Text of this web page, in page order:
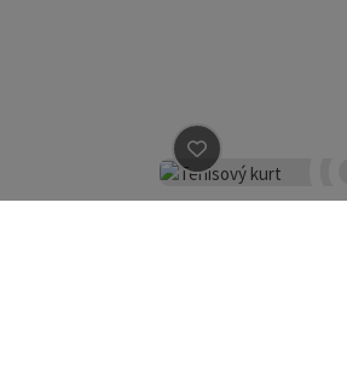
Označit příspěvek